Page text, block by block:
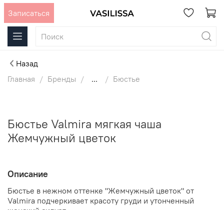
Записаться
Назад
Главная
Бренды ... Бюстье
Бюстье Valmira мягкая чаша
Жемчужный цветок
Описание
Бюстье в нежном оттенке "Жемчужный цветок" от
Valmira подчеркивает красоту груди и утонченный